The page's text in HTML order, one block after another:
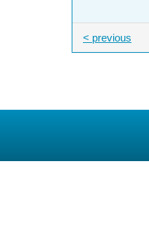
< previous